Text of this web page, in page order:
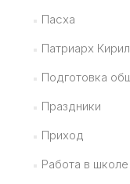
Пасха
Патриарх
Подготовка
Праздники
Приход
Работа в школе